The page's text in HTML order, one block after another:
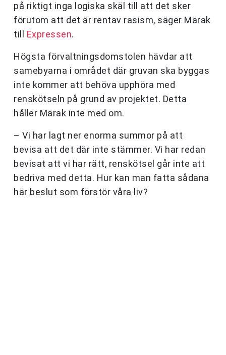
på riktigt inga logiska skäl till att det sker
förutom att det är rentav rasism, säger Märak
till Expressen.
Högsta förvaltningsdomstolen hävdar att
samebyarna i området där gruvan ska byggas
inte kommer att behöva upphöra med
renskötseln på grund av projektet. Detta
håller Märak inte med om.
– Vi har lagt ner enorma summor på att
bevisa att det där inte stämmer. Vi har redan
bevisat att vi har rätt, renskötsel går inte att
bedriva med detta. Hur kan man fatta sådana
här beslut som förstör våra liv?